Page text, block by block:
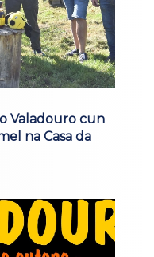
Valadouro cun
na Casa da